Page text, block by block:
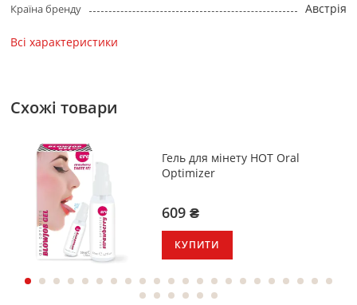
Країна бренду Австрія
Всі характеристики
Схожі товари
Гель для мінету HOT Oral
Optimizer
609 ₴
КУПИТИ